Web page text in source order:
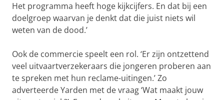
Het programma heeft hoge kijkcijfers. En dat bij een
doelgroep waarvan je denkt dat die juist niets wil
weten van de dood.’
Ook de commercie speelt een rol. ‘Er zijn ontzettend
veel uitvaartverzekeraars die jongeren proberen aan
te spreken met hun reclame-uitingen.’ Zo
adverteerde Yarden met de vraag ‘Wat maakt jouw